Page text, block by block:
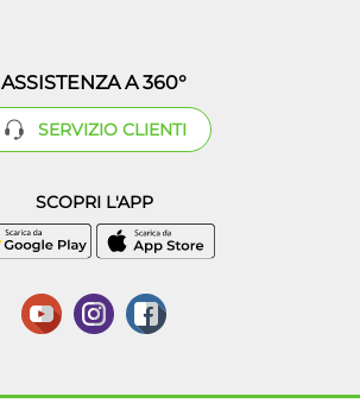
ASSISTENZA A 360°
SERVIZIO CLIENTI
SCOPRI L'APP